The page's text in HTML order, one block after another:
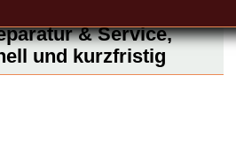
& Service,
und kurzfristig